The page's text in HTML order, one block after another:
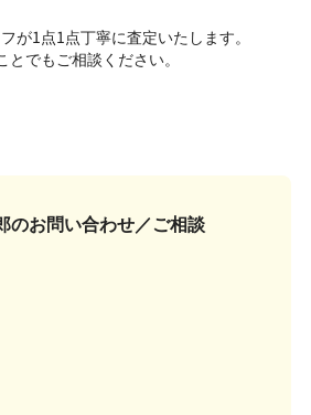
が1点1点丁寧に査定いたします。
とでもご相談ください。
のお問い合わせ／ご相談